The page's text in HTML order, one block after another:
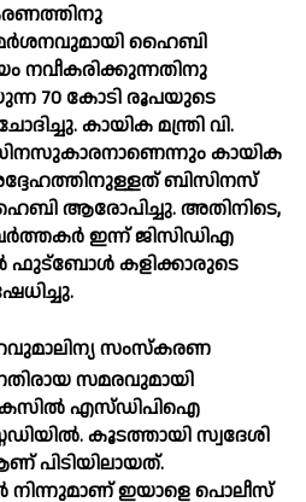
ഹൈബി
നവീകരിക്കുന്നതിനു
70 കോടി രൂപയുടെ
കായിക മന്ത്രി വി.
കായിക
ബിസിനസ്
ആരോപിച്ചു. അതിനിടെ,
ഇന്ന് ജിസിഡിഎ
ഫുട്ബോള്‍ കളിക്കാരുടെ
സംസ്‌കരണ
സമരവുമായി
എസ്ഡിപിഐ
കൂടത്തായി സ്വദേശി
നിന്നുമാണ് ഇയാളെ പൊലീസ്